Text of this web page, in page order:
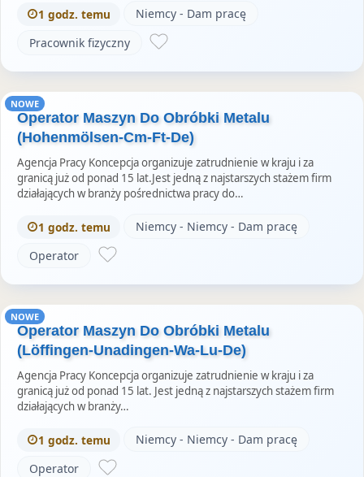
1 godz. temu
Niemcy - Dam pracę
Pracownik fizyczny
NOWE
Operator Maszyn Do Obróbki Metalu
(Hohenmölsen-Cm-Ft-De)
Agencja Pracy Koncepcja organizuje zatrudnienie w kraju i za
granicą już od ponad 15 lat.Jest jedną z najstarszych stażem firm
działających w branży pośrednictwa pracy do…
1 godz. temu
Niemcy - Niemcy - Dam pracę
Operator
NOWE
Operator Maszyn Do Obróbki Metalu
(Löffingen-Unadingen-Wa-Lu-De)
Agencja Pracy Koncepcja organizuje zatrudnienie w kraju i za
granicą już od ponad 15 lat. Jest jedną z najstarszych stażem firm
działających w branży…
1 godz. temu
Niemcy - Niemcy - Dam pracę
Operator